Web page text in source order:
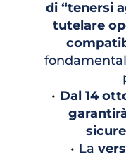
di “tenersi
tutelare
Dal 14
La